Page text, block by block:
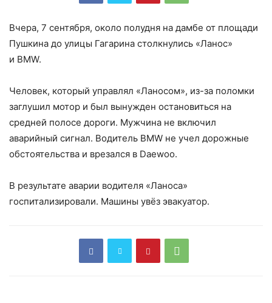
Вчера, 7 сентября, около полудня на дамбе от площади
Пушкина до улицы Гагарина столкнулись «Ланос»
и BMW.
Человек, который управлял «Ланосом», из-за поломки
заглушил мотор и был вынужден остановиться на
средней полосе дороги. Мужчина не включил
аварийный сигнал. Водитель BMW не учел дорожные
обстоятельства и врезался в Daewoo.
В результате аварии водителя «Ланоса»
госпитализировали. Машины увёз эвакуатор.